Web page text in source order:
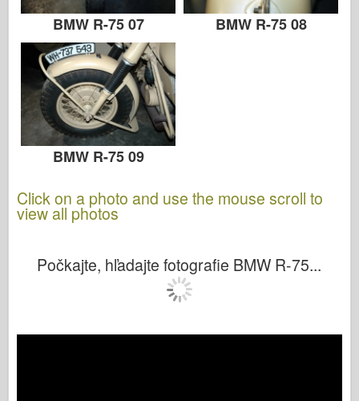
BMW R-75 07 BMW R-75 08
BMW R-75 09
Click on a photo and use the mouse scroll to
view all photos
Počkajte, hľadajte fotografie BMW R-75...